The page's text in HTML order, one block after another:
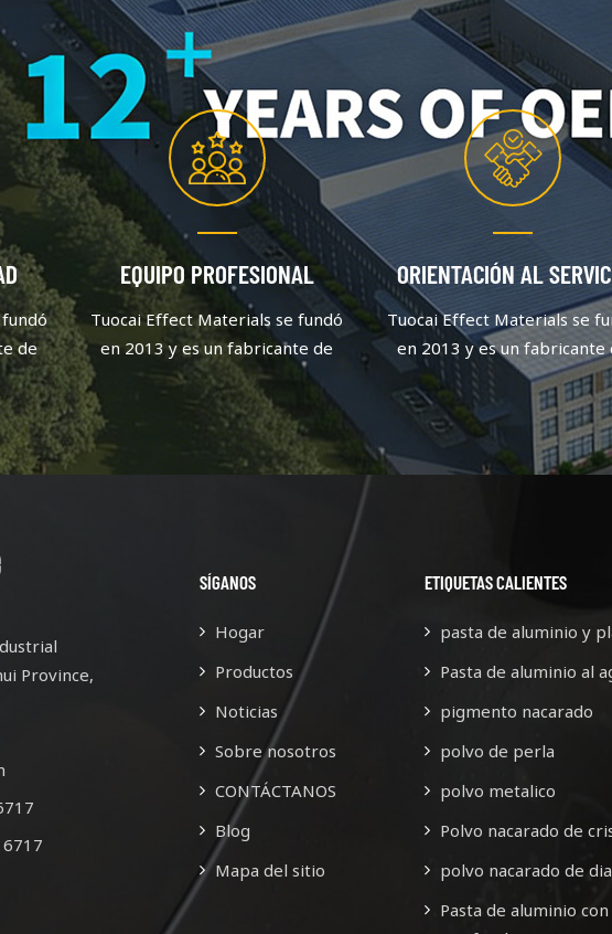
fundó
de
se
un
más
EQUIPO PROFESIONAL
Tuocai Effect Materials se fundó
en 2013 y es un fabricante de
pigmentos de aluminio que se
centra en la calidad y la
innovación. Después de un
esfuerzo continuo, cuenta con más
ORIENTACIÓN AL
Tuocai Effect Materials se
en 2013 y es un fabricante
pigmentos de aluminio que
centra en la calidad y la
innovación. Después de
esfuerzo continuo, cuenta
Province,
SÍGANOS
Hogar
Productos
Noticias
Sobre nosotros
CONTÁCTANOS
Blog
Mapa del sitio
ETIQUETAS CALIENTES
pasta de aluminio y
Pasta de aluminio al
pigmento nacarado
polvo de perla
polvo metalico
Polvo nacarado de
polvo nacarado de
Pasta de aluminio